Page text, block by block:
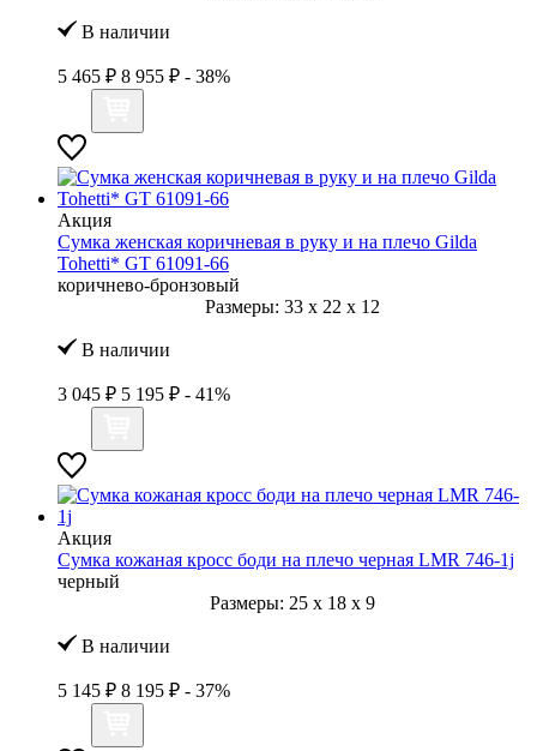
В наличии
5 465 ₽ 8 955 ₽ - 38%
Акция
Сумка женская коричневая в руку и на плечо Gilda
Tohetti* GT 61091-66
коричнево-бронзовый
Размеры: 33 x 22 x 12
В наличии
3 045 ₽ 5 195 ₽ - 41%
Акция
Сумка кожаная кросс боди на плечо черная LMR 746-1j
черный
Размеры: 25 x 18 x 9
В наличии
5 145 ₽ 8 195 ₽ - 37%